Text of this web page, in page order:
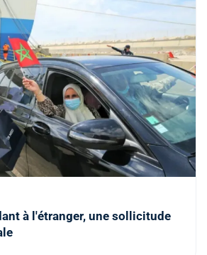
à l'étranger, une sollicitude